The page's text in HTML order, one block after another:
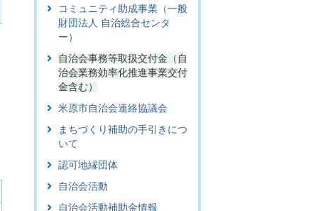
コミュニティ助成事業（一般
財団法人 自治総合センタ
ー）
自治会事務等取扱交付金（自
治会業務効率化推進事業交付
金含む）
米原市自治会連絡協議会
まちづくり補助の手引きにつ
いて
認可地縁団体
自治会活動
自治会活動補助金情報